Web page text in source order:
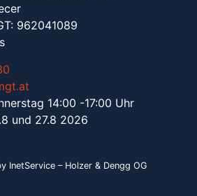
962041089
14:00 -17:00 Uhr
und 27.8 2026
InetService – Holzer & Dengg OG